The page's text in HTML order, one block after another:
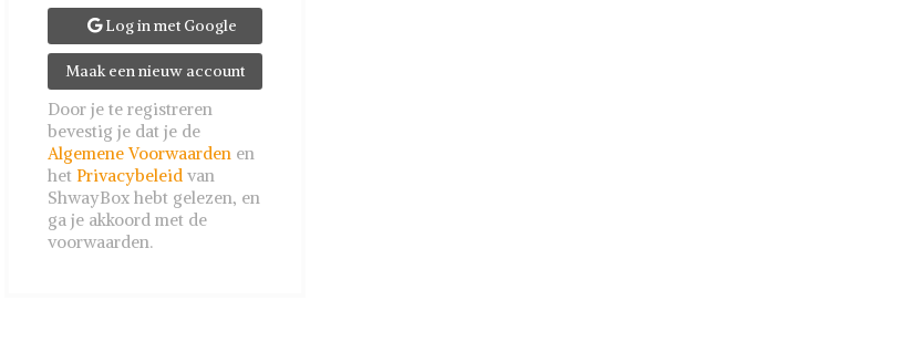
Log in met Google
Maak een nieuw account
Door je te registreren
bevestig je dat je de
Algemene Voorwaarden en
het Privacybeleid van
ShwayBox hebt gelezen, en
ga je akkoord met de
voorwaarden.